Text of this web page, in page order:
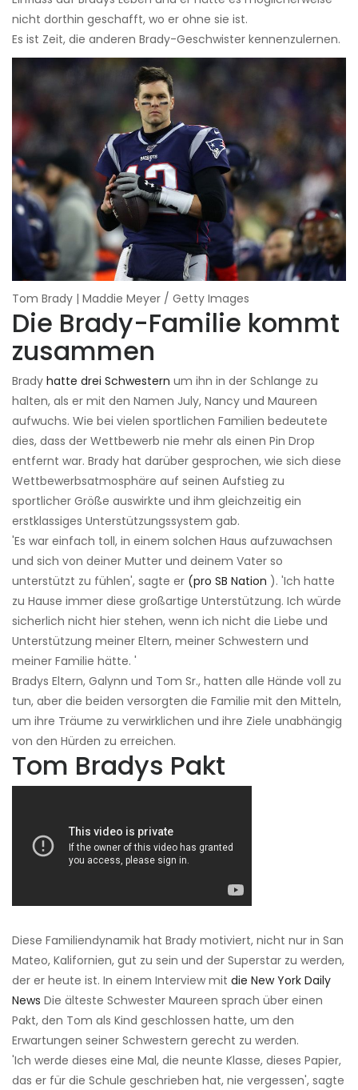
nicht dorthin geschafft, wo er ohne sie ist.
Es ist Zeit, die anderen Brady-Geschwister kennenzulernen.
Tom Brady | Maddie Meyer / Getty Images
Die Brady-Familie kommt
zusammen
Brady hatte drei Schwestern um ihn in der Schlange zu
halten, als er mit den Namen July, Nancy und Maureen
aufwuchs. Wie bei vielen sportlichen Familien bedeutete
dies, dass der Wettbewerb nie mehr als einen Pin Drop
entfernt war. Brady hat darüber gesprochen, wie sich diese
Wettbewerbsatmosphäre auf seinen Aufstieg zu
sportlicher Größe auswirkte und ihm gleichzeitig ein
erstklassiges Unterstützungssystem gab.
'Es war einfach toll, in einem solchen Haus aufzuwachsen
und sich von deiner Mutter und deinem Vater so
unterstützt zu fühlen', sagte er (pro SB Nation ). 'Ich hatte
zu Hause immer diese großartige Unterstützung. Ich würde
sicherlich nicht hier stehen, wenn ich nicht die Liebe und
Unterstützung meiner Eltern, meiner Schwestern und
meiner Familie hätte. '
Bradys Eltern, Galynn und Tom Sr., hatten alle Hände voll zu
tun, aber die beiden versorgten die Familie mit den Mitteln,
um ihre Träume zu verwirklichen und ihre Ziele unabhängig
von den Hürden zu erreichen.
Tom Bradys Pakt
Diese Familiendynamik hat Brady motiviert, nicht nur in San
Mateo, Kalifornien, gut zu sein und der Superstar zu werden,
der er heute ist. In einem Interview mit die New York Daily
News Die älteste Schwester Maureen sprach über einen
Pakt, den Tom als Kind geschlossen hatte, um den
Erwartungen seiner Schwestern gerecht zu werden.
'Ich werde dieses eine Mal, die neunte Klasse, dieses Papier,
das er für die Schule geschrieben hat, nie vergessen', sagte